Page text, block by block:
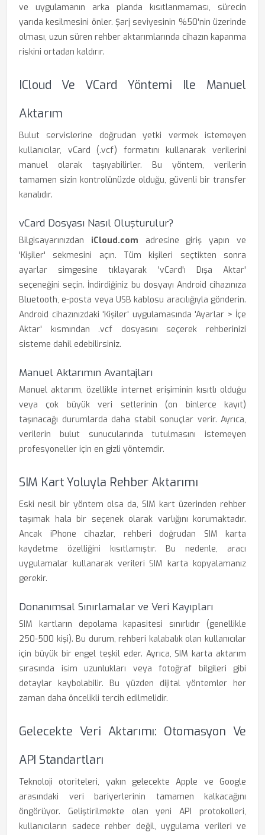
ve uygulamanın arka planda kısıtlanmaması, sürecin
yarıda kesilmesini önler. Şarj seviyesinin %50'nin üzerinde
olması, uzun süren rehber aktarımlarında cihazın kapanma
riskini ortadan kaldırır.
ICloud Ve VCard Yöntemi Ile Manuel
Aktarım
Bulut servislerine doğrudan yetki vermek istemeyen
kullanıcılar, vCard (.vcf) formatını kullanarak verilerini
manuel olarak taşıyabilirler. Bu yöntem, verilerin
tamamen sizin kontrolünüzde olduğu, güvenli bir transfer
kanalıdır.
vCard Dosyası Nasıl Oluşturulur?
Bilgisayarınızdan iCloud.com adresine giriş yapın ve
'Kişiler' sekmesini açın. Tüm kişileri seçtikten sonra
ayarlar simgesine tıklayarak 'vCard'ı Dışa Aktar'
seçeneğini seçin. İndirdiğiniz bu dosyayı Android cihazınıza
Bluetooth, e-posta veya USB kablosu aracılığıyla gönderin.
Android cihazınızdaki 'Kişiler' uygulamasında 'Ayarlar > İçe
Aktar' kısmından .vcf dosyasını seçerek rehberinizi
sisteme dahil edebilirsiniz.
Manuel Aktarımın Avantajları
Manuel aktarım, özellikle internet erişiminin kısıtlı olduğu
veya çok büyük veri setlerinin (on binlerce kayıt)
taşınacağı durumlarda daha stabil sonuçlar verir. Ayrıca,
verilerin bulut sunucularında tutulmasını istemeyen
profesyoneller için en gizli yöntemdir.
SIM Kart Yoluyla Rehber Aktarımı
Eski nesil bir yöntem olsa da, SIM kart üzerinden rehber
taşımak hala bir seçenek olarak varlığını korumaktadır.
Ancak iPhone cihazlar, rehberi doğrudan SIM karta
kaydetme özelliğini kısıtlamıştır. Bu nedenle, aracı
uygulamalar kullanarak verileri SIM karta kopyalamanız
gerekir.
Donanımsal Sınırlamalar ve Veri Kayıpları
SIM kartların depolama kapasitesi sınırlıdır (genellikle
250-500 kişi). Bu durum, rehberi kalabalık olan kullanıcılar
için büyük bir engel teşkil eder. Ayrıca, SIM karta aktarım
sırasında isim uzunlukları veya fotoğraf bilgileri gibi
detaylar kaybolabilir. Bu yüzden dijital yöntemler her
zaman daha öncelikli tercih edilmelidir.
Gelecekte Veri Aktarımı: Otomasyon Ve
API Standartları
Teknoloji otoriteleri, yakın gelecekte Apple ve Google
arasındaki veri bariyerlerinin tamamen kalkacağını
öngörüyor. Geliştirilmekte olan yeni API protokolleri,
kullanıcıların sadece rehber değil, uygulama verileri ve